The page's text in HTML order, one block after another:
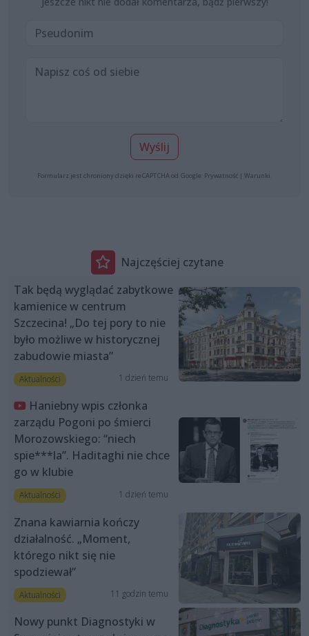
Wyślij
Formularz jest chroniony dzięki reCAPTCHA od Google: Prywatność | Warunki
Najczęściej czytane
Tak będą wyglądać zabytkowe
kamienice w centrum
Szczecina! „Do tej pory to nie
było możliwe w historycznej
zabudowie miasta”
Aktualności 1 dzień temu
Haniebny wpis członka
zarządu Pogoni po śmierci
Morozowskiego: “niech
spie***la”. Haditaghi nie chce
go w klubie
Aktualności 1 dzień temu
Znana kawiarnia kończy
działalność. „Moment,
którego nikt się nie
spodziewał”
Aktualności 11 godzin temu
Nowy punkt Diagnostyki w